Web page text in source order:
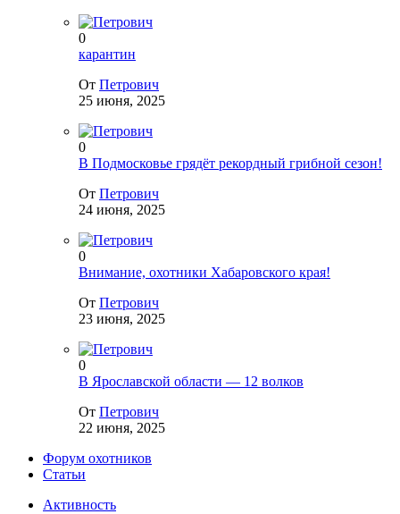
0
карантин
От Петрович
25 июня, 2025
0
В Подмосковье грядёт рекордный грибной сезон!
От Петрович
24 июня, 2025
0
Внимание, охотники Хабаровского края!
От Петрович
23 июня, 2025
0
В Ярославской области — 12 волков
От Петрович
22 июня, 2025
Форум охотников
Статьи
Активность